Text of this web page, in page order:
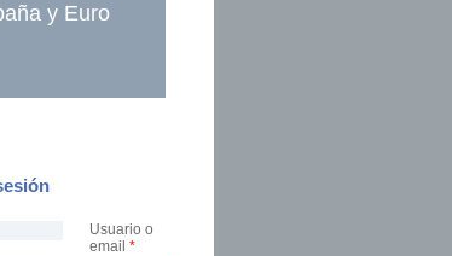
y Euro
Usuario o
email *